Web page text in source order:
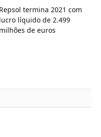
Repsol termina 2021 com
lucro líquido de 2.499
milhões de euros